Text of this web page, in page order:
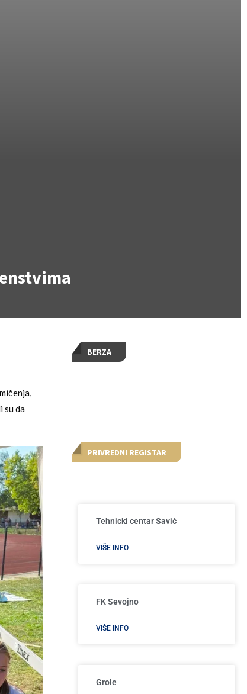
su da
BERZA
PRIVREDNI REGISTAR
Tehnicki centar Savić
VIŠE INFO
FK Sevojno
VIŠE INFO
Grole